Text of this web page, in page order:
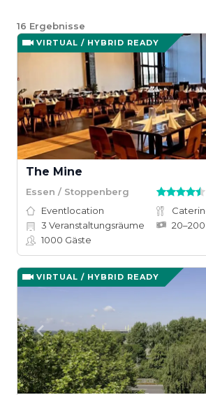
16 Ergebnisse
VIRTUAL / HYBRID READY
The Mine
Essen / Stoppenberg
Eventlocation
3 Veranstaltungsräume
1000 Gäste
VIRTUAL / HYBRID READY